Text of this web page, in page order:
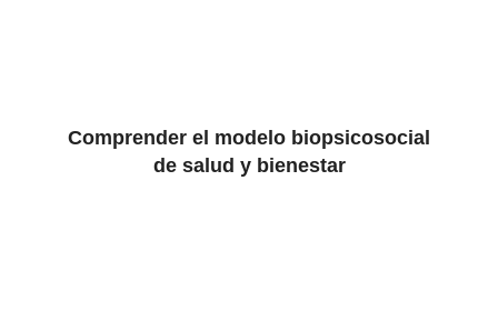
Comprender el modelo biopsicosocial
de salud y bienestar